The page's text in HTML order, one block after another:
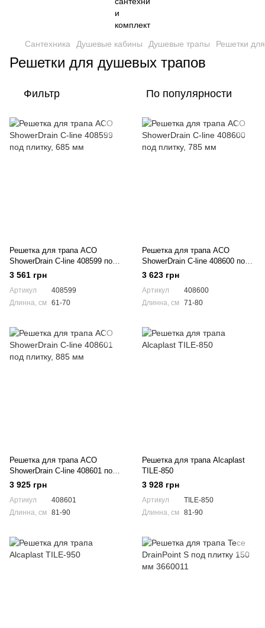
Сантехника Душевые кабины Душевые трапы Решетки
Решетки для душевых трапов
Фильтр По популярности
Решетка для трапа ACO
ShowerDrain C-line 408599 под
плитку, 685 мм
3 561 грн
Артикул
408599
Длинна, см 61-70
Решетка для трапа ACO
ShowerDrain C-line 408600 под
плитку, 785 мм
3 623 грн
Артикул
408600
Длинна, см 71-80
Решетка для трапа ACO
ShowerDrain C-line 408601 под
плитку, 885 мм
3 925 грн
Артикул
408601
Длинна, см 81-90
Решетка для трапа Alcaplast
TILE-850
3 928 грн
Артикул
TILE-850
Длинна, см 81-90